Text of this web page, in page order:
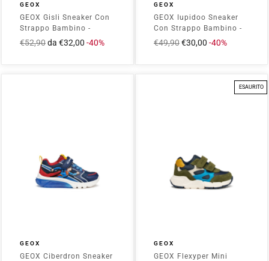
GEOX
GEOX Gisli Sneaker Con
Strappo Bambino -
B651NA01054 Blu
Prezzo
€52,90Prezzo
da €32,00 -40%
GEOX
GEOX Iupidoo Sneaker
Con Strappo Bambino -
B3555C01354 Blu
Prezzo
€49,90Prezzo
€30,00 -40%
GEOX
GEOX Ciberdron Sneaker
ESAURITO
GEOX
GEOX Flexyper Mini